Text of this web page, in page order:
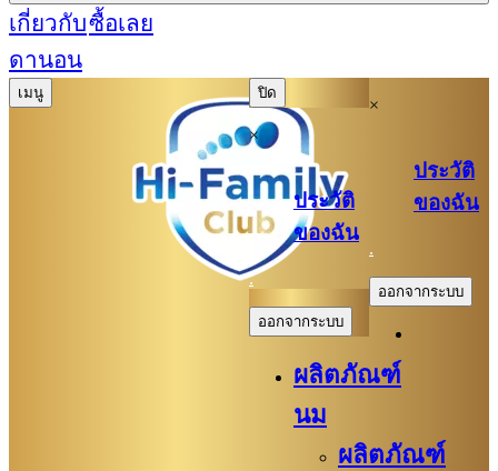
เกี่ยวกับ
ดานอน
ซื้อเลย
เมนู ปิด
×
ประวัติ
ของฉัน
.
ออกจากระบบ
ผลิตภัณฑ์
นม
ผลิตภัณฑ์
×
ประวัติ
ของฉัน
.
ออกจากระบบ